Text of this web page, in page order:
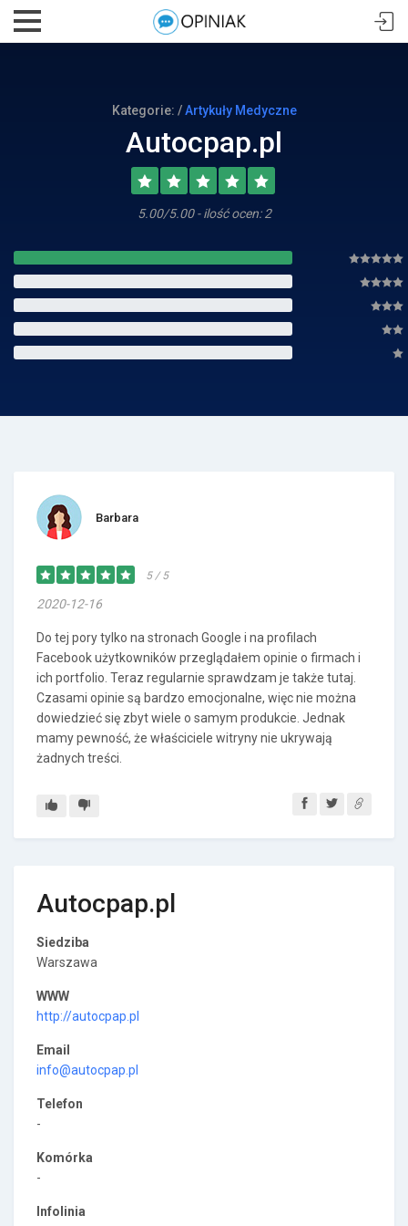
Kategorie: /Artykuły Medyczne
Autocpap.pl
5.00/5.00 - ilość ocen: 2
Barbara
5 / 5
2020-12-16
Do tej pory tylko na stronach Google i na profilach
Facebook użytkowników przeglądałem opinie o firmach i
ich portfolio. Teraz regularnie sprawdzam je także tutaj.
Czasami opinie są bardzo emocjonalne, więc nie można
dowiedzieć się zbyt wiele o samym produkcie. Jednak
mamy pewność, że właściciele witryny nie ukrywają
żadnych treści.
Autocpap.pl
Siedziba
Warszawa
WWW
http://autocpap.pl
Email
info@autocpap.pl
Telefon
-
Komórka
-
Infolinia